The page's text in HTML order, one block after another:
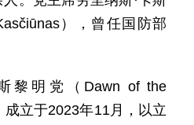
），曾任国防部
黎明党（Dawn of the
立于2023年11月，以立